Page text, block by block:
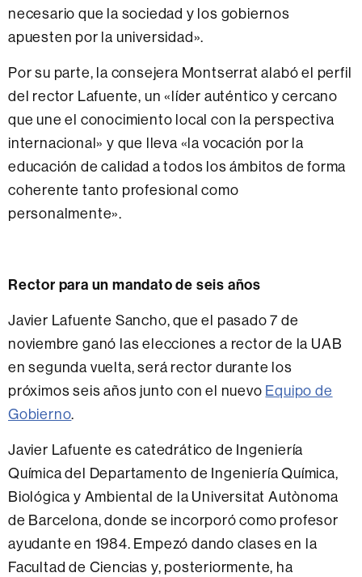
necesario que la sociedad y los gobiernos
apuesten por la universidad».
Por su parte, la consejera Montserrat alabó el perfil
del rector Lafuente, un «líder auténtico y cercano
que une el conocimiento local con la perspectiva
internacional» y que lleva «la vocación por la
educación de calidad a todos los ámbitos de forma
coherente tanto profesional como
personalmente».
Rector para un mandato de seis años
Javier Lafuente Sancho, que el pasado 7 de
noviembre ganó las elecciones a rector de la UAB
en segunda vuelta, será rector durante los
próximos seis años junto con el nuevo Equipo de
Gobierno.
Javier Lafuente es catedrático de Ingeniería
Química del Departamento de Ingeniería Química,
Biológica y Ambiental de la Universitat Autònoma
de Barcelona, ​​donde se incorporó como profesor
ayudante en 1984. Empezó dando clases en la
Facultad de Ciencias y, posteriormente, ha